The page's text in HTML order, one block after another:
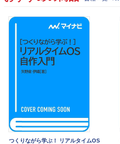
つくりながら学ぶ！ リアルタイムOS